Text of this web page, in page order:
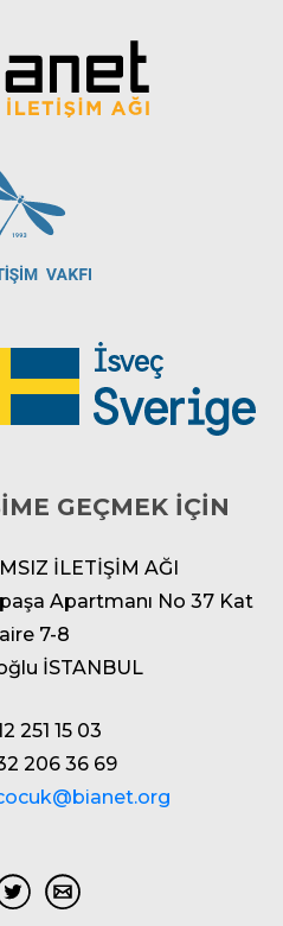
GEÇMEK İÇİN
İLETİŞİM AĞI
Apartmanı No 37 Kat
7-8
İSTANBUL
251 15 03
206 36 69